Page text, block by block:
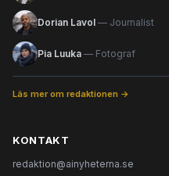
Dorian Lavol — Journalist
Pia Luuka — Fotograf
Läs mer om redaktionen →
KONTAKT
redaktion@ainyheterna.se